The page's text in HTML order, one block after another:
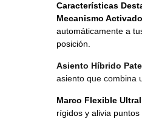
Características
Mecanismo
automáticamente a
posición.
Asiento Híbrido
asiento que combina
Marco Flexible
rígidos y alivia